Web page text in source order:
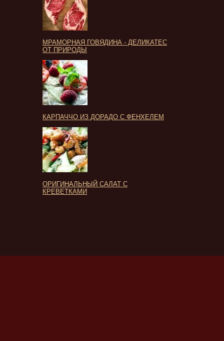
МРАМОРНАЯ ГОВЯДИНА - ДЕЛИКАТЕС
ОТ ПРИРОДЫ
КАРПАЧЧО ИЗ ДОРАДО С ФЕНХЕЛЕМ
ОРИГИНАЛЬНЫЙ САЛАТ С
КРЕВЕТКАМИ